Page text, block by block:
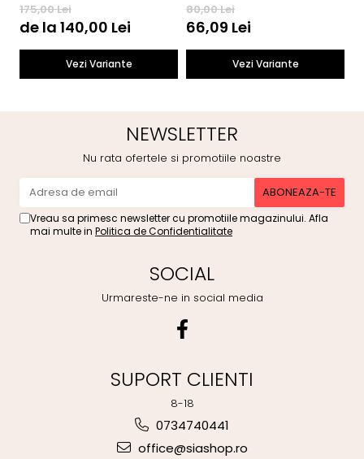
175,00 Lei
de la 140,00 Lei
Vezi Variante
80,00 Lei
66,09 Lei
Vezi Variante
NEWSLETTER
Nu rata ofertele si promotiile noastre
Vreau sa primesc newsletter cu promotiile magazinului. Afla
mai multe in Politica de Confidentialitate
SOCIAL
Urmareste-ne in social media
SUPORT CLIENTI
8-18
0734740441
office@siashop.ro